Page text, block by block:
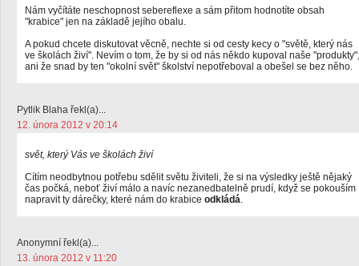
Nám vyčítáte neschopnost sebereflexe a sám přitom hodnotíte obsah
"krabice" jen na základě jejího obalu.
A pokud chcete diskutovat věcně, nechte si od cesty kecy o "světě, který nás
ve školách živí". Nevím o tom, že by si od nás někdo kupoval naše "produkty",
ani že snad by ten "okolní svět" školství nepotřeboval a obešel se bez něho.
Pytlik Blaha řekl(a)...
12. února 2012 v 20:14
svět, který Vás ve školách živí
Cítím neodbytnou potřebu sdělit světu živiteli, že si na výsledky ještě nějaký
čas počká, neboť živí málo a navíc nezanedbatelně prudí, když se pokouším
napravit ty dárečky, které nám do krabice odkládá.
Anonymní řekl(a)...
13. února 2012 v 11:20